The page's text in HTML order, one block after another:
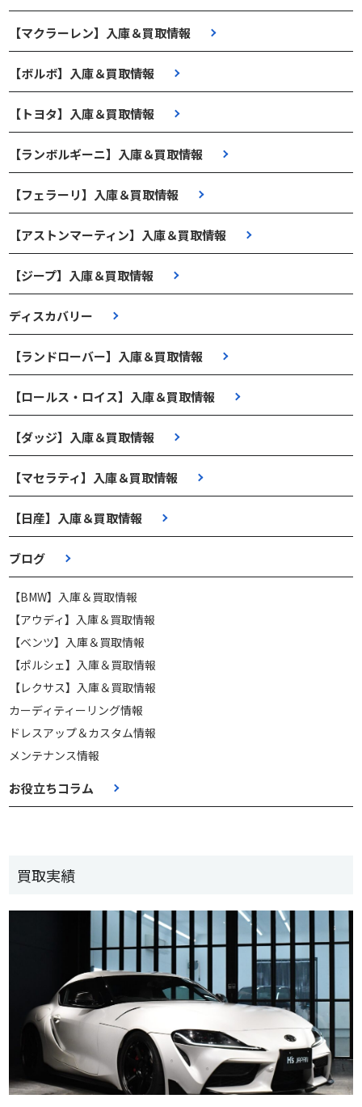
【マクラーレン】入庫＆買取情報
【ボルボ】入庫＆買取情報
【トヨタ】入庫＆買取情報
【ランボルギーニ】入庫＆買取情報
【フェラーリ】入庫＆買取情報
【アストンマーティン】入庫＆買取情報
【ジープ】入庫＆買取情報
ディスカバリー
【ランドローバー】入庫＆買取情報
【ロールス・ロイス】入庫＆買取情報
【ダッジ】入庫＆買取情報
【マセラティ】入庫＆買取情報
【日産】入庫＆買取情報
ブログ
【BMW】入庫＆買取情報
【アウディ】入庫＆買取情報
【ベンツ】入庫＆買取情報
【ポルシェ】入庫＆買取情報
【レクサス】入庫＆買取情報
カーディティーリング情報
ドレスアップ＆カスタム情報
メンテナンス情報
お役立ちコラム
買取実績